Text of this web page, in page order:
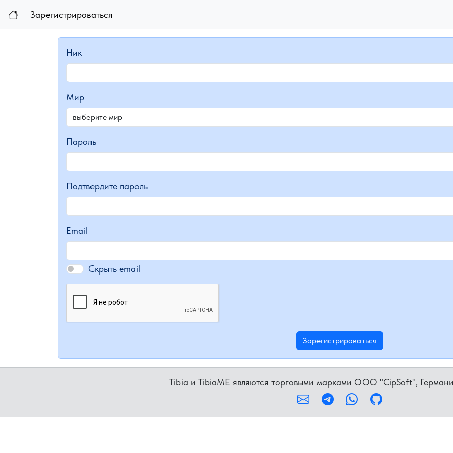
Зарегистрироваться
Ник
Мир
Пароль
Подтвердите пароль
Email
Скрыть email
Tibia и TibiaME являются торговыми марками OOO "CipSoft",